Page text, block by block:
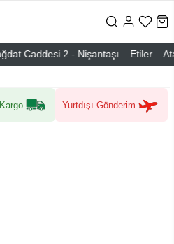
Caddesi 2 - Nişantaşı – Etiler –
Yurtdışı Gönderim